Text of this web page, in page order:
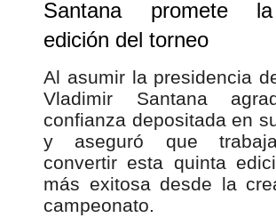
Santana promete
edición del torneo
Al asumir la presidencia
Vladimir Santana
confianza depositada en
y aseguró que
convertir esta quinta
más exitosa desde la
campeonato.